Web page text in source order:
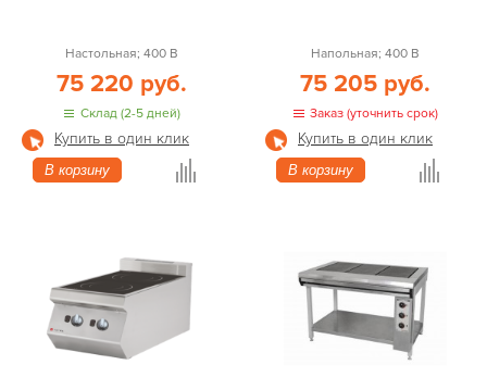
Настольная; 400 В
75 220 руб.
Склад (2-5 дней)
Купить в один клик
В корзину
Напольная; 400 В
75 205 руб.
Заказ (уточнить срок)
Купить в один клик
В корзину